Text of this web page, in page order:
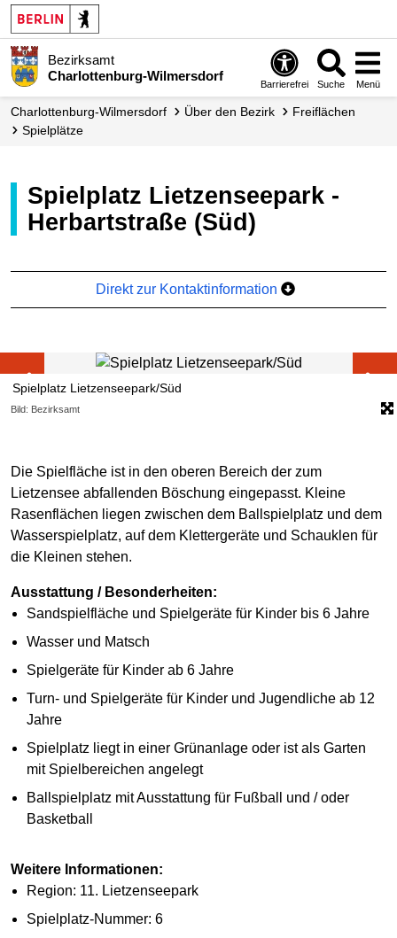
Bezirksamt
Charlottenburg-Wilmersdorf
Barrierefrei Suche Menü
Charlottenburg-Wilmersdorf Über den Bezirk
Freiflächen
Spielplätze
Spielplatz Lietzenseepark -
Herbartstraße (Süd)
Direkt zur Kontaktinformation
Spielplatz Lietzenseepark/Süd
Bild: Bezirksamt
Die Spielfläche ist in den oberen Bereich der zum
Lietzensee abfallenden Böschung eingepasst. Kleine
Rasenflächen liegen zwischen dem Ballspielplatz und dem
Wasserspielplatz, auf dem Klettergeräte und Schauklen für
die Kleinen stehen.
Ausstattung / Besonderheiten:
Sandspielfläche und Spielgeräte für Kinder bis 6 Jahre
Wasser und Matsch
Spielgeräte für Kinder ab 6 Jahre
Turn- und Spielgeräte für Kinder und Jugendliche ab 12
Jahre
Spielplatz liegt in einer Grünanlage oder ist als Garten
mit Spielbereichen angelegt
Ballspielplatz mit Ausstattung für Fußball und / oder
Basketball
Weitere Informationen:
Region: 11. Lietzenseepark
Spielplatz-Nummer: 6